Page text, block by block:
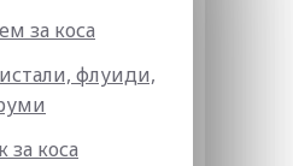
за коса
флуиди,
за коса